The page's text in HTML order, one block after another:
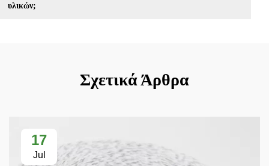
υλικών;
Σχετικά Άρθρα
17
Jul